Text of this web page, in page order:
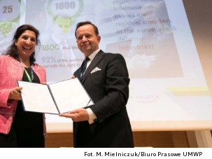
Fot. M. Mielniczuk/Biuro Prasowe UMWP